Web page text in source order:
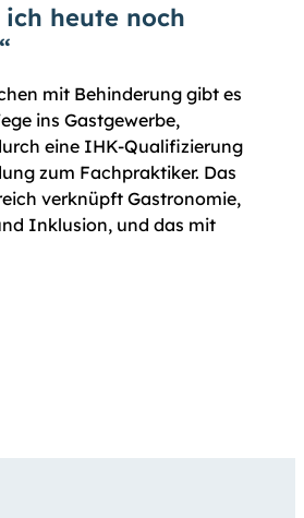
heute noch
mit Behinderung gibt es
ins Gastgewerbe,
eine IHK-Qualifizierung
zum Fachpraktiker. Das
verknüpft Gastronomie,
Inklusion, und das mit